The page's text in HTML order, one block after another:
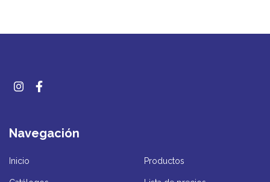
Navegación
Inicio Productos